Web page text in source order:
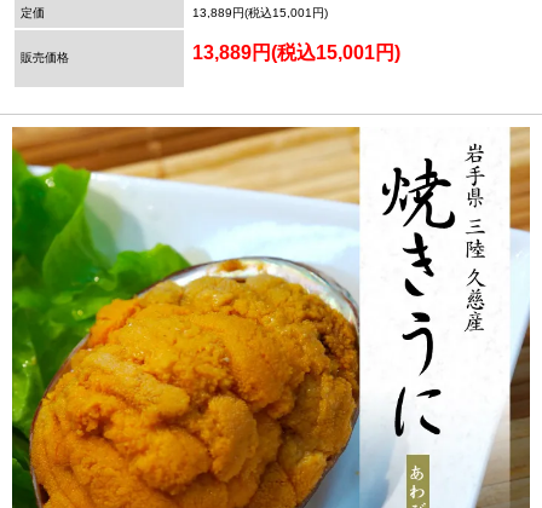
定価 13,889円(税込15,001円)
販売価格 13,889円(税込15,001円)